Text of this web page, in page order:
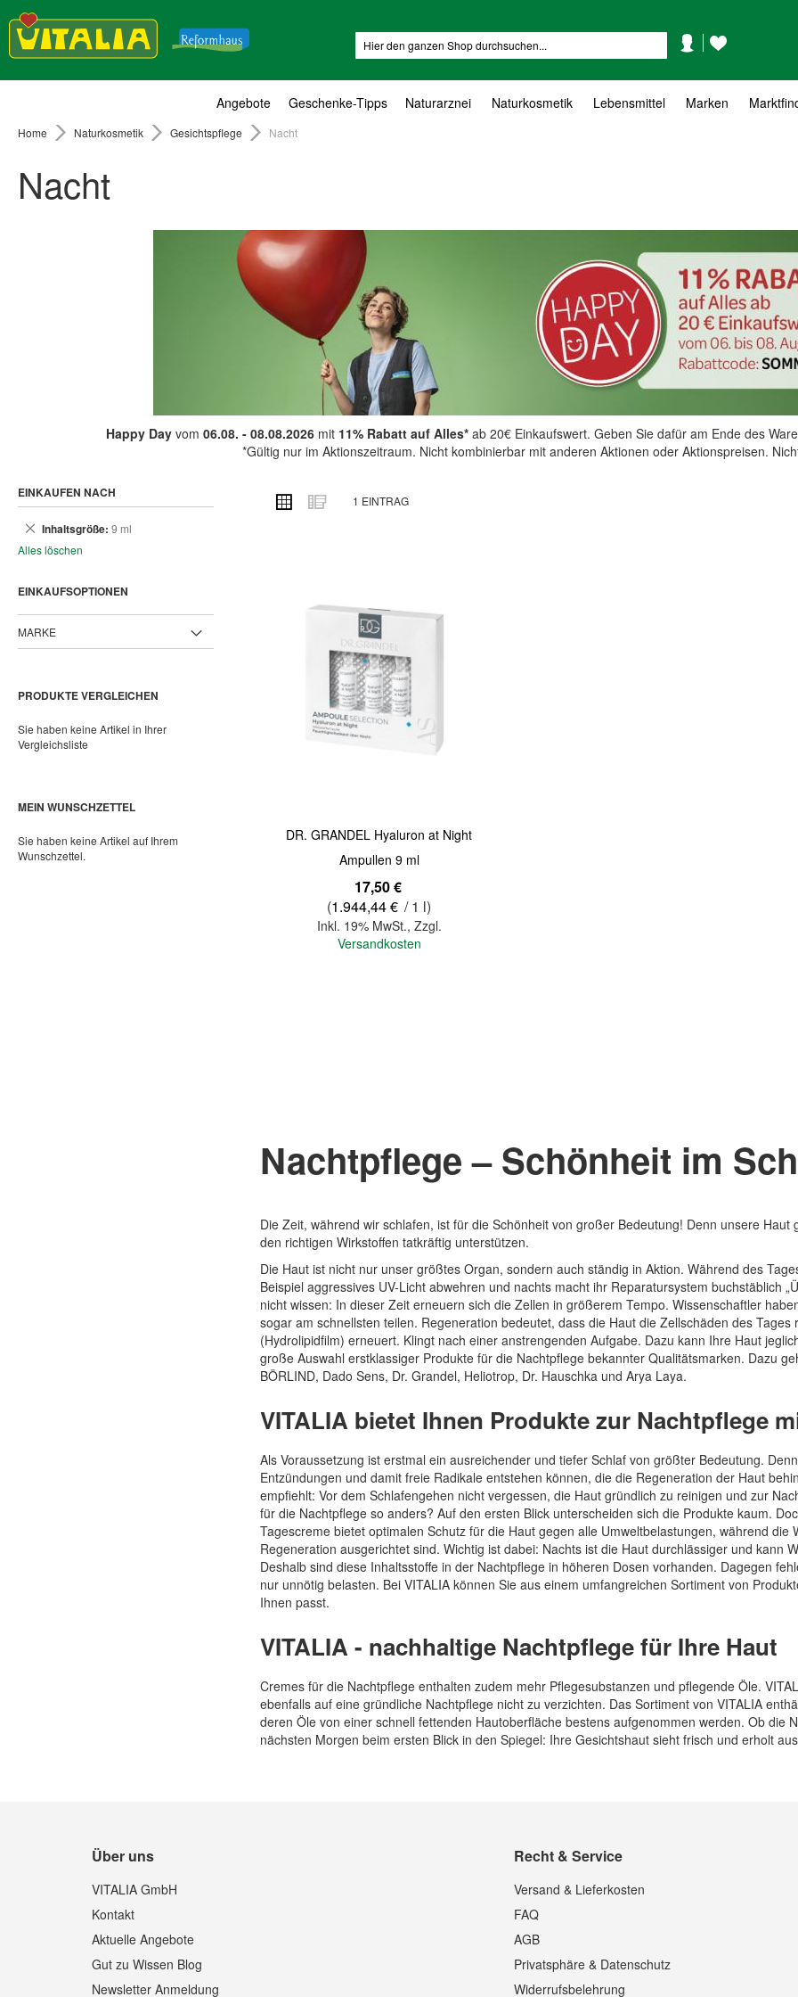
KontoWunschzettel
Angebote Geschenke-Tipps Naturarznei Naturkosmetik Lebensmittel Marken
Home Naturkosmetik Gesichtspflege Nacht
Nacht
Happy Dayvom 06.08. - 08.08.2026mit 11% Rabatt auf Alles*ab 20€ Einkaufswert. Geben Sie dafür am Ende des
*Gültig nur im Aktionszeitraum. Nicht kombinierbar mit anderen Aktionen oder Aktionspreisen.
ANSICHT
ALS
Raster Liste
1 EINTRAG
DR. GRANDEL Hyaluron at Night
Ampullen 9 ml
17,50 €
(1.944,44 € / 1 l)
Inkl. 19% MwSt., Zzgl.
Versandkosten
Quickview
Nachtpflege – Schönheit im
Die Zeit, während wir schlafen, ist für die Schönheit von großer Bedeutung! Denn unsere
den richtigen Wirkstoffen tatkräftig unterstützen.
Die Haut ist nicht nur unser größtes Organ, sondern auch ständig in Aktion. Während des
Beispiel aggressives UV-Licht abwehren und nachts macht ihr Reparatursystem buchstäblich
nicht wissen: In dieser Zeit erneuern sich die Zellen in größerem Tempo. Wissenschaftler
sogar am schnellsten teilen. Regeneration bedeutet, dass die Haut die Zellschäden des
(Hydrolipidfilm) erneuert. Klingt nach einer anstrengenden Aufgabe. Dazu kann Ihre Haut
große Auswahl erstklassiger Produkte für die Nachtpflege bekannter Qualitätsmarken. Dazu
BÖRLIND, Dado Sens, Dr. Grandel, Heliotrop, Dr. Hauschka und Arya Laya.
VITALIA bietet Ihnen Produkte zur Nachtpflege
Als Voraussetzung ist erstmal ein ausreichender und tiefer Schlaf von größter Bedeutung.
Entzündungen und damit freie Radikale entstehen können, die die Regeneration der Haut
empfiehlt: Vor dem Schlafengehen nicht vergessen, die Haut gründlich zu reinigen und zur
für die Nachtpflege so anders? Auf den ersten Blick unterscheiden sich die Produkte kaum.
Tagescreme bietet optimalen Schutz für die Haut gegen alle Umweltbelastungen, während
Regeneration ausgerichtet sind. Wichtig ist dabei: Nachts ist die Haut durchlässiger und kann
Deshalb sind diese Inhaltsstoffe in der Nachtpflege in höheren Dosen vorhanden. Dagegen
nur unnötig belasten. Bei VITALIA können Sie aus einem umfangreichen Sortiment von
Ihnen passt.
VITALIA - nachhaltige Nachtpflege für Ihre Haut
Cremes für die Nachtpflege enthalten zudem mehr Pflegesubstanzen und pflegende Öle.
ebenfalls auf eine gründliche Nachtpflege nicht zu verzichten. Das Sortiment von VITALIA
deren Öle von einer schnell fettenden Hautoberfläche bestens aufgenommen werden. Ob die
nächsten Morgen beim ersten Blick in den Spiegel: Ihre Gesichtshaut sieht frisch und erholt
EINKAUFEN NACH
Inhaltsgröße 9 ml
Dies
Alles löschen
EINKAUFSOPTIONEN
MARKE
PRODUKTE VERGLEICHEN
Sie haben keine Artikel in Ihrer
Vergleichsliste
MEIN WUNSCHZETTEL
Sie haben keine Artikel auf Ihrem
Wunschzettel.
Über uns
VITALIA GmbH
Kontakt
Aktuelle Angebote
Gut zu Wissen Blog
Newsletter Anmeldung
Recht & Service
Versand & Lieferkosten
FAQ
AGB
Privatsphäre & Datenschutz
Widerrufsbelehrung